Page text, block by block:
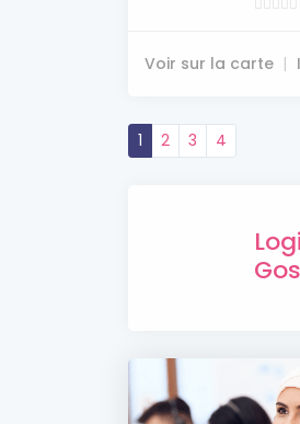
Voir sur la carte
1 2 3 4